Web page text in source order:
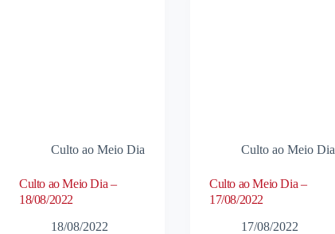
Culto ao Meio Dia
Culto ao Meio Dia –
18/08/2022
18/08/2022
Culto ao Meio Dia
Culto ao Meio Dia –
17/08/2022
17/08/2022